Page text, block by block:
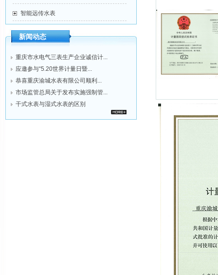
智能远传水表
新闻动态
重庆市水电气三表生产企业诚信计...
应邀参与“5.20世界计量日暨...
恭喜重庆渝城水表有限公司顺利...
市场监管总局关于发布实施强制管...
干式水表与湿式水表的区别